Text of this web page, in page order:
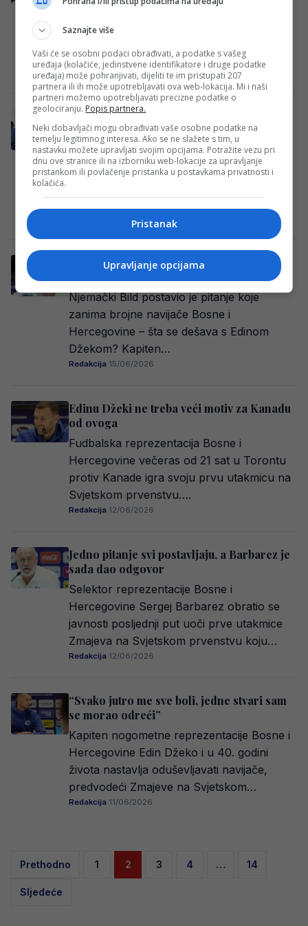
Nogometna reprezentacija Bosne i
drugi meč na Svjetskom prvenstvu, a uoči
susreta u Los Angelesu…
Redakcija·18/06/2026
Ono što Švicarci pišu se nimalo neće
svidjeti Edinu Džeki
Uoči utakmice drugog kola Svjetskog
prvenstva između Bosne i Hercegovine i
17/06/2026
PRED ŠVICARSKU: Stigle vijesti koje želi
Njemački Bild postavio je pitanje koje
zanima brojne navijače Bosne i
Hercegovine – šta se dešava s Edinom
Džekom? Kapiten…
Redakcija·15/06/2026
Edinu Džeki ne treba veći motiv za Kanadu
od ovoga
Fudbalska reprezentacija Bosne i
Hercegovine večeras od 21 sat u Torontu
protiv Kanade igra svoju prvu utakmicu na
Svjetskom prvenstvu….
Redakcija·12/06/2026
Jedno pitanje svi postavljaju, a Barbarez je
sada dao odgovor
Selektor reprezentacije Bosne i
Hercegovine Sergej Barbarez obratio se
javnosti posljednji put uoči prve utakmice
Zmajeva na Svjetskom prvenstvu koju…
Redakcija·12/06/2026
“Svako jutro me sve boli, jedne stvari sam
se morao odreći”
Kapiten nogometne reprezentacije Bosne i
Hercegovine Edin Džeko i u 40. godini
života nastavlja oduševljavati navijače,
predvodeći Zmajeve na Svjetskom…
Redakcija·11/06/2026
Posts
pagination
Prethodno 1 2 3 4 … 14
Sljedeće
Saznajte više
Vaši će se osobni podaci obrađivati, a podatke s vašeg
uređaja (kolačiće, jedinstvene identifikatore i druge podatke
uređaja) može pohranjivati, dijeliti te im pristupati 207
partnera ili ih može upotrebljavati ova web-lokacija. Mi i naši
partneri možemo upotrebljavati precizne podatke o
geolociranju. Popis partnera.
Neki dobavljači mogu obrađivati vaše osobne podatke na
temelju legitimnog interesa. Ako se ne slažete s tim, u
nastavku možete upravljati svojim opcijama. Potražite vezu pri
dnu ove stranice ili na izborniku web-lokacije za upravljanje
pristankom ili povlačenje pristanka u postavkama privatnosti i
kolačića.
Pristanak
Upravljanje opcijama